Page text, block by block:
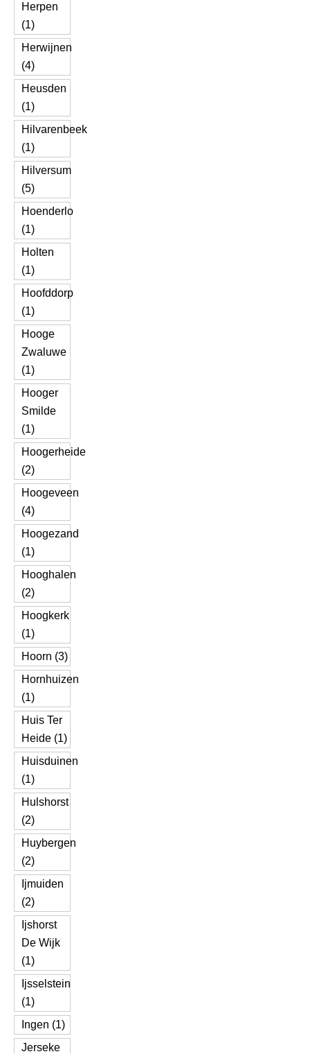
Herpen
(1)
Herwijnen
(4)
Heusden
(1)
Hilvarenbeek
(1)
Hilversum
(5)
Hoenderlo
(1)
Holten
(1)
Hoofddorp
(1)
Hooge
Zwaluwe
(1)
Hooger
Smilde
(1)
Hoogerheide
(2)
Hoogeveen
(4)
Hoogezand
(1)
Hooghalen
(2)
Hoogkerk
(1)
Hoorn (3)
Hornhuizen
(1)
Huis Ter
Heide (1)
Huisduinen
(1)
Hulshorst
(2)
Huybergen
(2)
Ijmuiden
(2)
Ijshorst
De Wijk
(1)
Ijsselstein
(1)
Ingen (1)
Jerseke